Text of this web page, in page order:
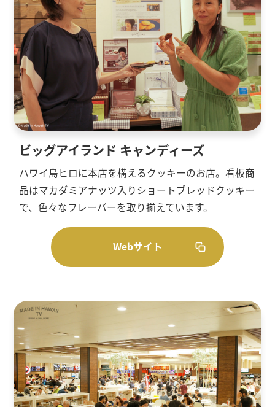
ビッグアイランド キャンディーズ
ハワイ島ヒロに本店を構えるクッキーのお店。看板商
品はマカダミアナッツ入りショートブレッドクッキー
で、色々なフレーバーを取り揃えています。
Webサイト